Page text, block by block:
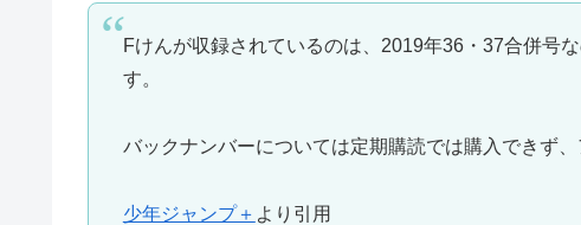
Fけんが収録されているのは、2019年36・37合併号
す。
バックナンバーについては定期購読では購入できず
少年ジャンプ＋ より引用